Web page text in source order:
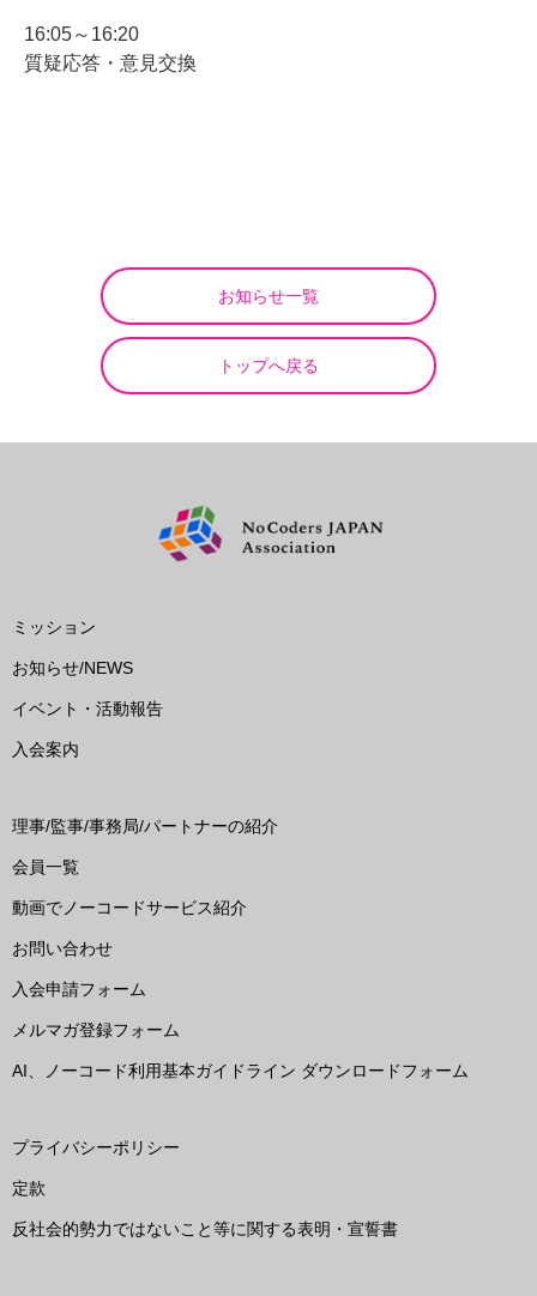
16:05～16:20
質疑応答・意見交換
お知らせ一覧
トップへ戻る
ミッション
お知らせ/NEWS
イベント・活動報告
入会案内
理事/監事/事務局/パートナーの紹介
会員一覧
動画でノーコードサービス紹介
お問い合わせ
入会申請フォーム
メルマガ登録フォーム
AI、ノーコード利用基本ガイドライン ダウンロードフォーム
プライバシーポリシー
定款
反社会的勢力ではないこと等に関する表明・宣誓書